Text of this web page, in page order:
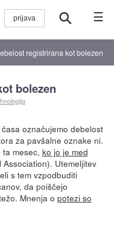
☰
registrirana kot bolezen
bolezen
označujemo debelost
za pavšalne oznake ni.
mesec, ko jo je med
Utemeljitev
s tem vzpodbuditi
da poiščejo
Mnenja o potezi so